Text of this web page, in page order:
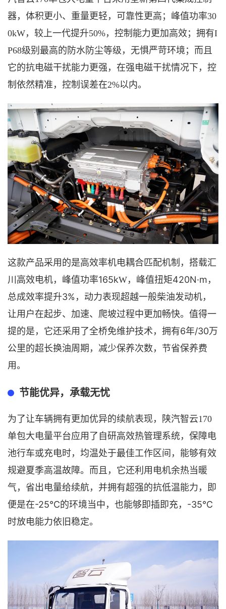
器，体积更小、重量更轻，可靠性更高；峰值功率30
0kW，较上一代提升50%，控制能力更加高效；拥有I
P68级别最高的防水防尘等级，无惧严苛环境；而且
它的抗电磁干扰能力更强，在强电磁干扰情况下，控
制依然精准，控制误差在2%以内。
这款产品采用的是高效率机电耦合匹配机制 ， 搭载汇
川高效电机， 峰值功率165kW， 峰值扭矩420N·m ，
总成效率提升3% ，动力表现超越一般柴油发动机，
让用户在起步、加速、爬坡过程中更加畅快。值得一
提的是，它还采用 了全桥免维护技术 ，拥有6年/30万
公里的超长换油周期 ， 减少保养次数 ， 节省保养费
用。
节能优异，承载无忧
为了让车辆拥有更加优异的续航表现，陕汽智云170
单包大电量平台应用了自研高效热管理系统， 保障电
池行车或充电时， 均温处于最佳工作区间 ，能够有效
规避夏季高温故障。而且，它还利用 电机余热当暖
气 ， 省出电量给续航，并拥有超强的抗低温能力 ，即
便是在-25℃的环境当中，也能够即插即充， -35℃
时放电能力依旧稳定。